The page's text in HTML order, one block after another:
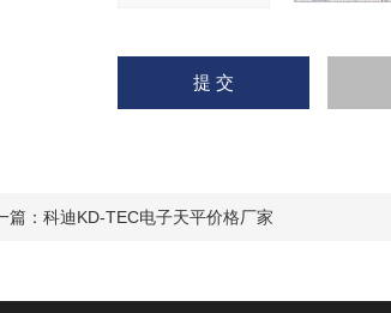
篇： 科迪KD-TEC电子天平价格厂家